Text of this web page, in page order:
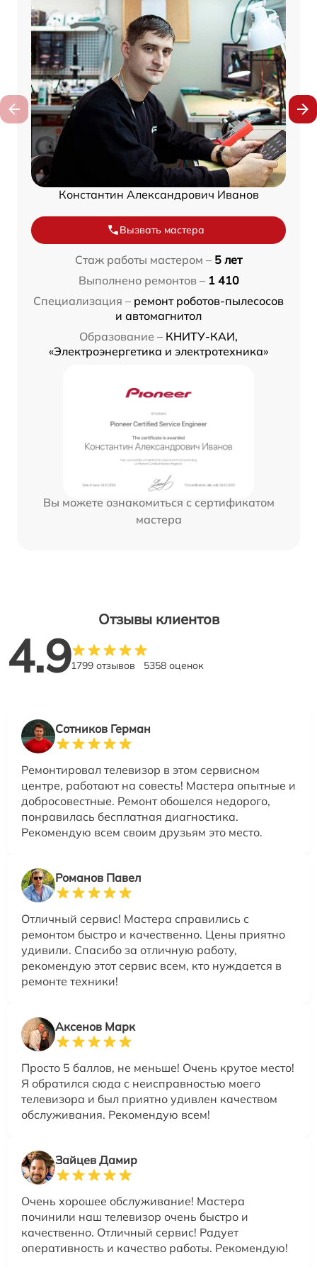
Константин Александрович Иванов
Вызвать мастера
Стаж работы мастером – 5 лет
Выполнено ремонтов – 1 410
Специализация – ремонт роботов-пылесосов
и автомагнитол
Образование – КНИТУ-КАИ,
«Электроэнергетика и электротехника»
Вы можете ознакомиться с сертификатом
мастера
Отзывы клиентов
4.91799 отзывов 5358 оценок
Сотников Герман
Ремонтировал телевизор в этом сервисном
центре, работают на совесть! Мастера опытные и
добросовестные. Ремонт обошелся недорого,
понравилась бесплатная диагностика.
Рекомендую всем своим друзьям это место.
Романов Павел
Отличный сервис! Мастера справились с
ремонтом быстро и качественно. Цены приятно
удивили. Спасибо за отличную работу,
рекомендую этот сервис всем, кто нуждается в
ремонте техники!
Аксенов Марк
Просто 5 баллов, не меньше! Очень крутое место!
Я обратился сюда с неисправностью моего
телевизора и был приятно удивлен качеством
обслуживания. Рекомендую всем!
Зайцев Дамир
Очень хорошее обслуживание! Мастера
починили наш телевизор очень быстро и
качественно. Отличный сервис! Радует
оперативность и качество работы. Рекомендую!